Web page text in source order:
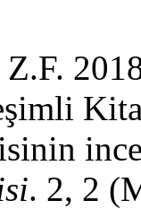
. 2, 2